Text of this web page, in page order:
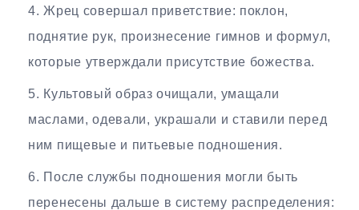
Жрец совершал приветствие: поклон,
поднятие рук, произнесение гимнов и формул,
которые утверждали присутствие божества.
Культовый образ очищали, умащали
маслами, одевали, украшали и ставили перед
ним пищевые и питьевые подношения.
После службы подношения могли быть
перенесены дальше в систему распределения: